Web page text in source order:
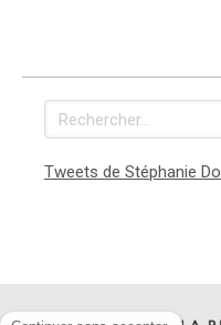
Rechercher
Tweets de Stéphanie Do